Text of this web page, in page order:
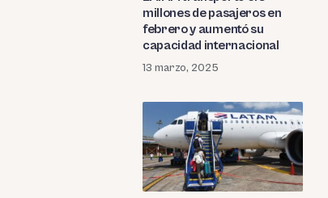
millones de pasajeros en
febrero y aumentó su
capacidad internacional
13 marzo, 2025